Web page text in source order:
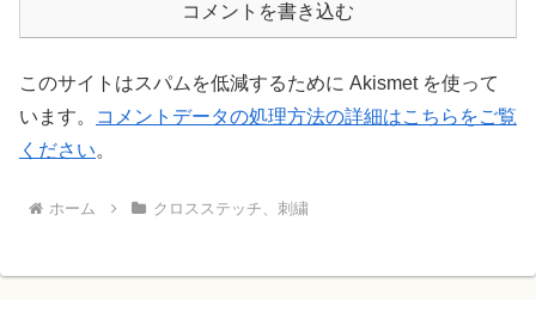
コメントを書き込む
このサイトはスパムを低減するために Akismet を使って
います。
コメントデータの処理方法の詳細はこちらをご覧
ください。
ホーム クロスステッチ、刺繍